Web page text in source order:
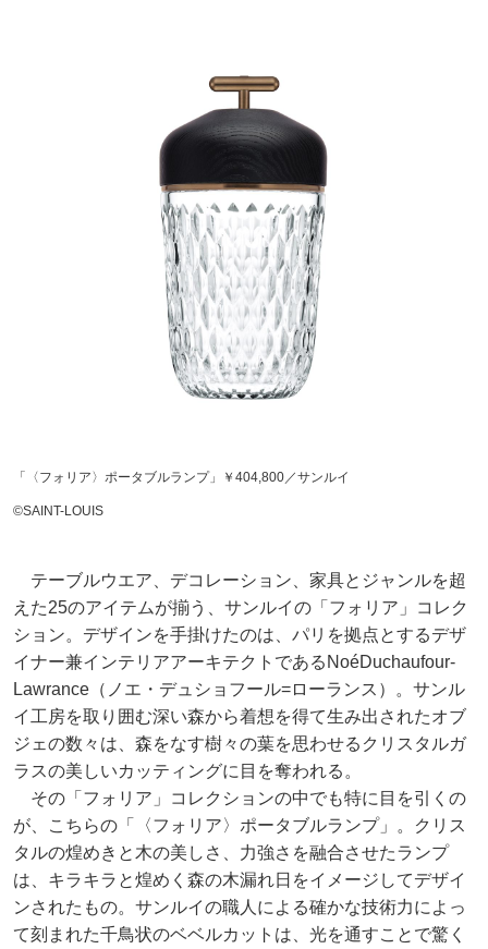
「〈フォリア〉ポータブルランプ」￥404,800／サンルイ
©SAINT-LOUIS
テーブルウエア、デコレーション、家具とジャンルを超
えた25のアイテムが揃う、サンルイの「フォリア」コレク
ション。デザインを手掛けたのは、パリを拠点とするデザ
イナー兼インテリアアーキテクトであるNoéDuchaufour-
Lawrance（ノエ・デュショフール=ローランス）。サンル
イ工房を取り囲む深い森から着想を得て生み出されたオブ
ジェの数々は、森をなす樹々の葉を思わせるクリスタルガ
ラスの美しいカッティングに目を奪われる。
その「フォリア」コレクションの中でも特に目を引くの
が、こちらの「〈フォリア〉ポータブルランプ」。クリス
タルの煌めきと木の美しさ、力強さを融合させたランプ
は、キラキラと煌めく森の木漏れ日をイメージしてデザイ
ンされたもの。サンルイの職人による確かな技術力によっ
て刻まれた千鳥状のベベルカットは、光を通すことで驚く